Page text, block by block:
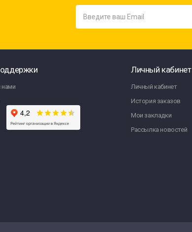
нами
Личный кабинет
Личный кабинет
История заказов
Мои закладки
Рассылка новостей